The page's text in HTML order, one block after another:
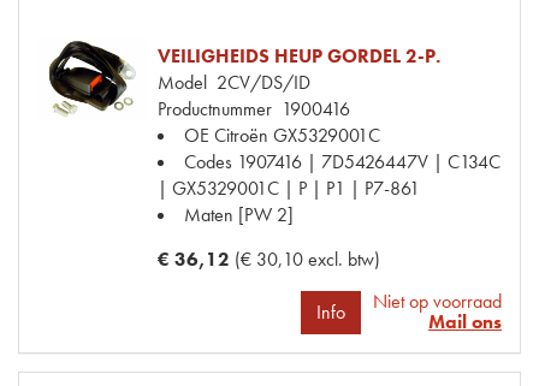
VEILIGHEIDS HEUP GORDEL 2-P.
Model 2CV/DS/ID
Productnummer 1900416
OE Citroën GX5329001C
Codes 1907416 | 7D5426447V | C134C
| GX5329001C | P | P1 | P7-861
Maten [PW 2]
€ 36,12 (€ 30,10 excl. btw)
Info
Niet op voorraad
Mail ons